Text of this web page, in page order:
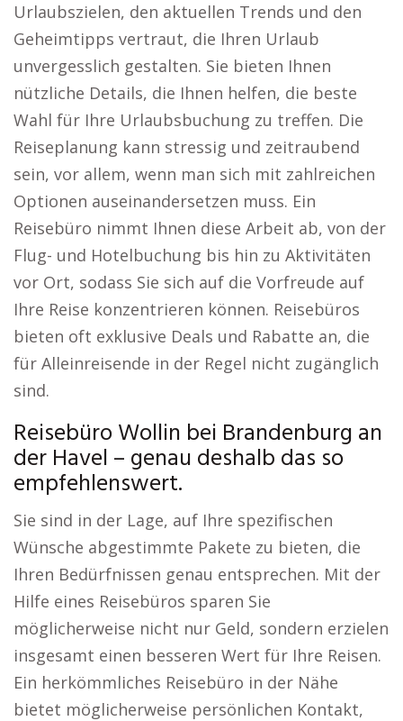
Urlaubszielen, den aktuellen Trends und den
Geheimtipps vertraut, die Ihren Urlaub
unvergesslich gestalten. Sie bieten Ihnen
nützliche Details, die Ihnen helfen, die beste
Wahl für Ihre Urlaubsbuchung zu treffen. Die
Reiseplanung kann stressig und zeitraubend
sein, vor allem, wenn man sich mit zahlreichen
Optionen auseinandersetzen muss. Ein
Reisebüro nimmt Ihnen diese Arbeit ab, von der
Flug- und Hotelbuchung bis hin zu Aktivitäten
vor Ort, sodass Sie sich auf die Vorfreude auf
Ihre Reise konzentrieren können. Reisebüros
bieten oft exklusive Deals und Rabatte an, die
für Alleinreisende in der Regel nicht zugänglich
sind.
Reisebüro Wollin bei Brandenburg an
der Havel – genau deshalb das so
empfehlenswert.
Sie sind in der Lage, auf Ihre spezifischen
Wünsche abgestimmte Pakete zu bieten, die
Ihren Bedürfnissen genau entsprechen. Mit der
Hilfe eines Reisebüros sparen Sie
möglicherweise nicht nur Geld, sondern erzielen
insgesamt einen besseren Wert für Ihre Reisen.
Ein herkömmliches Reisebüro in der Nähe
bietet möglicherweise persönlichen Kontakt,